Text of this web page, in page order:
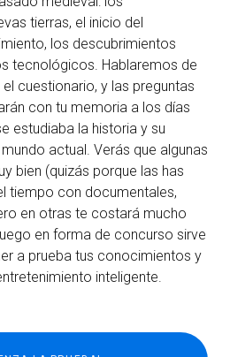
tierras, el inicio del
los descubrimientos
tecnológicos. Hablaremos de
cuestionario, y las preguntas
con tu memoria a los días
estudiaba la historia y su
actual. Verás que algunas
bien (quizás porque las has
tiempo con documentales,
en otras te costará mucho
en forma de concurso sirve
a prueba tus conocimientos y
inteligente.